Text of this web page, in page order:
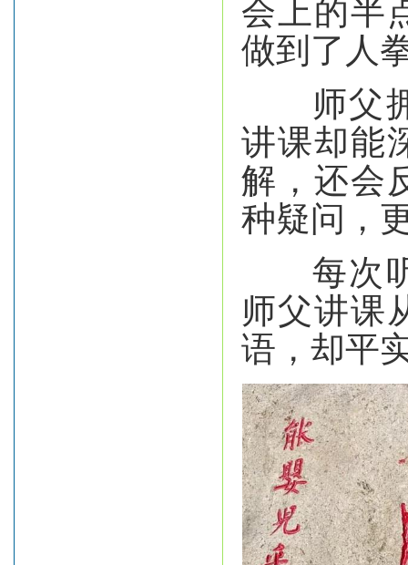
会上的半
做到了人
师父拥
讲课却能
解，还会
种疑问，
每次听
师父讲课
语，却平